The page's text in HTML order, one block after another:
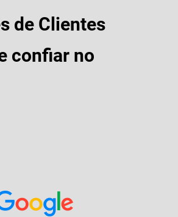
de Clientes
confiar no